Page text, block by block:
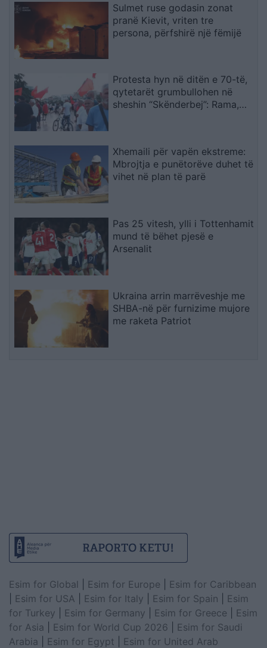
Sulmet ruse godasin zonat
pranë Kievit, vriten tre
persona, përfshirë një fëmijë
Protesta hyn në ditën e 70-të,
qytetarët grumbullohen në
sheshin “Skënderbej”: Rama,
Xhemaili për vapën ekstreme:
Mbrojtja e punëtorëve duhet të
vihet në plan të parë
Pas 25 vitesh, ylli i Tottenhamit
mund të bëhet pjesë e
Arsenalit
Ukraina arrin marrëveshje me
SHBA-në për furnizime mujore
me raketa Patriot
Esim for Global Esim for Europe
Esim for Caribbean
Esim for USA Esim for Italy Esim for Spain
Esim
for Turkey
Esim for Germany Esim for Greece
Esim
for Asia
Esim for World Cup 2026
Esim for Saudi
Arabia
Esim for Egypt
Esim for United Arab